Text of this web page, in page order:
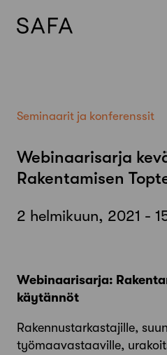
Seminaarit ja konferenssit
Webinaarisarja
Rakentamisen
2 helmikuun, 2021 -
Webinaarisarja:
käytännöt
Rakennustarkastajille,
työmaavastaaville,